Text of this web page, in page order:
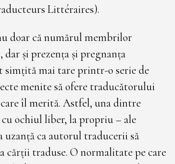
Littéraires).
doar că numărul membrilor
și prezența și pregnanța
simțită mai tare printr-o serie de
menite să ofere traducătorului
îl merită. Astfel, una dintre
ochiul liber, la propriu – ale
uzanță ca autorul traducerii să
cărții traduse. O normalitate pe care